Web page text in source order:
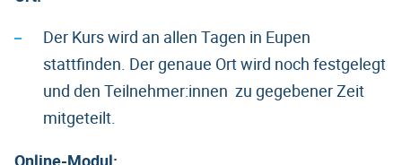
Der Kurs wird an allen Tagen in Eupen
stattfinden. Der genaue Ort wird noch festgelegt
und den Teilnehmer:innen zu gegebener Zeit
mitgeteilt.